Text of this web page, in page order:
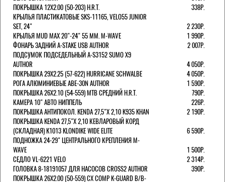
ПОКРЫШКА 12X2.00 (50-203) H.R.T.
338Р.
КРЫЛЬЯ ПЛАСТИКАТОВЫЕ SKS-11165, VELO55 JUNIOR
SET, 24"
2 230Р.
КРЫЛЬЯ MUD MAX 20"-24" 55 ММ. M-WAVE
1 990Р.
ФОНАРЬ ЗАДНИЙ A-STAKE USB AUTHOR
2 007Р.
ПОДСУМОК ПОДСЕДЕЛЬНЫЙ A-S3152 SUMO X9
AUTHOR
4 050Р.
ПОКРЫШКА 29X2.25 (57-622) HURRICANE SCHWALBE
4 050Р.
РОГА АЛЮМИНИЕВЫЕ ABE-30N AUTHOR
1 590Р.
ПОКРЫШКА 26X2.10 (54-559) MTB СРЕДНИЙ H.R.T.
790Р.
КАМЕРА 10" АВТО НИППЕЛЬ
226Р.
ПОКРЫШКА АНТИПОКОЛ. KENDA 27,5"Х 2,10 K935 KHAN
2 190Р.
ПОКРЫШКА KENDA 27,5"Х 2,10 КЕВЛАРОВЫЙ КОРД
(СКЛАДНАЯ) K1013 KLONDIKE WIDE ELITE
6 590Р.
ПОДНОЖКА 24-29" ЦЕНТРАЛЬНОГО КРЕПЛЕНИЯ M-
WAVE
1 500Р.
СЕДЛО VL-6221 VELO
2 314Р.
ГОЛОВКА 8-18191057 ДЛЯ НАСОСОВ CROSS2 AUTHOR
390Р.
ПОКРЫШКА 26X2.00 (50-559) CX COMP K-GUARD B/B-